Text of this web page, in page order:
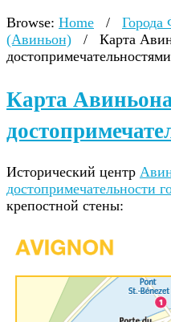
Browse: Home / Города
(Авиньон)
/
Карта
достопримечательностями
Карта
Исторический центр
достопримечательности
крепостной стены: